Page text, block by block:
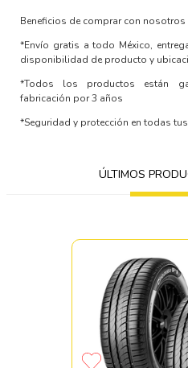
Beneficios de comprar con nosotros
*Envío gratis a todo México,
disponibilidad de producto y
*Todos los productos están
fabricación por 3 años
*Seguridad y protección en todas
ÚLTIMOS